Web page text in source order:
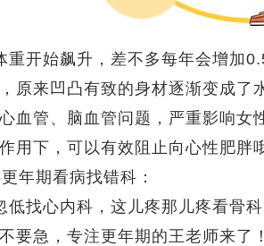
重开始飙升，差不多每年会增加
原来凹凸有致的身材逐渐变成
血管、脑血管问题，严重影响女
用下，可以有效阻止向心性肥胖
年期看病找错科：
低找心内科，这儿疼那儿疼看骨
要急，专注更年期的王老师来